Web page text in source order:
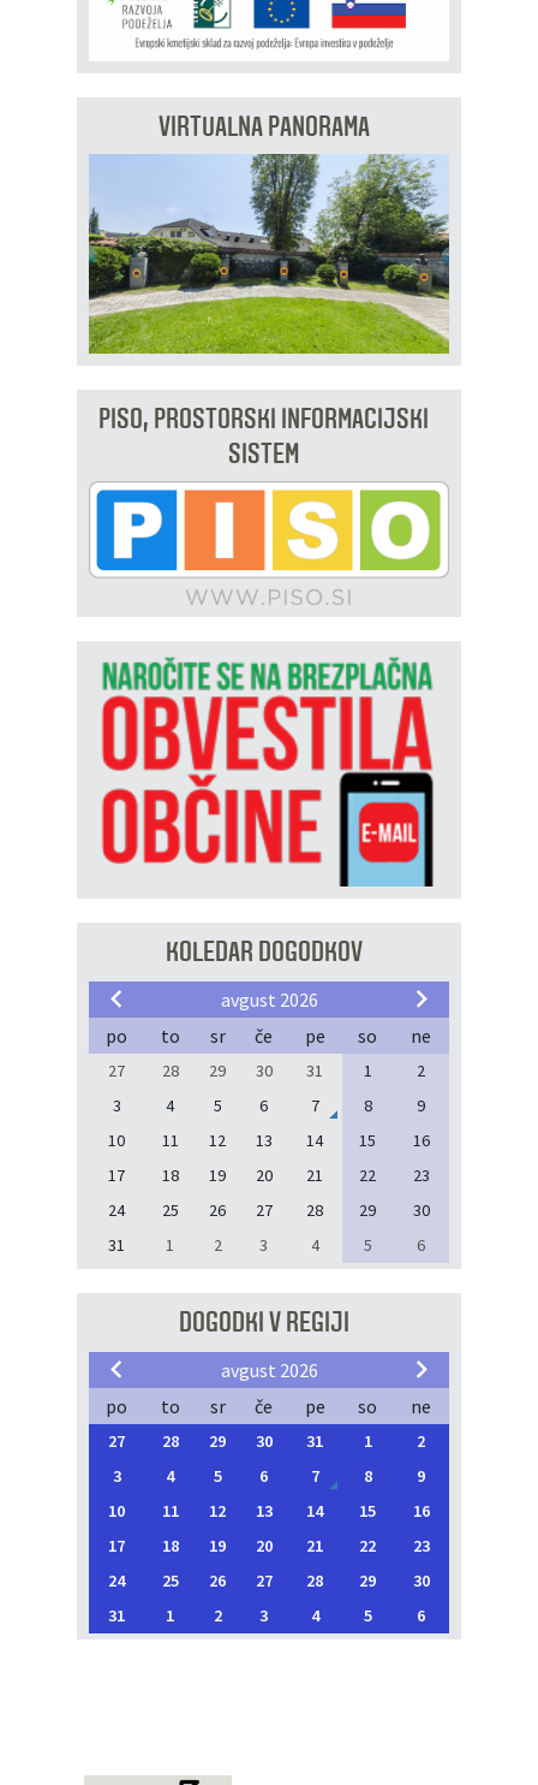
VIRTUALNA PANORAMA
PISO, PROSTORSKI INFORMACIJSKI
SISTEM
KOLEDAR DOGODKOV
avgust 2026
po
to sr če pe so ne
27 28 29 30 31 1
2
3
4 5 6 7 8
9
10
11 12 13 14 15
16
17
18 19 20 21 22
23
24
25 26 27 28 29
30
31
1 2 3 4 5 6
DOGODKI V REGIJI
avgust 2026
po
to sr če pe so ne
27 28 29 30 31 1
2
3
4 5 6 7 8
9
10
11 12 13 14 15
16
17
18 19 20 21 22
23
24
25 26 27 28 29
30
31
1 2 3 4 5 6